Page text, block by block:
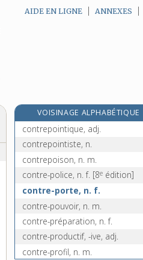
AIDE EN LIGNE ANNEXES
VOISINAGE ALPHABÉTIQUE
contre-pointer [II], v. tr.
contrepointique, adj.
contrepointiste, n.
contrepoison, n. m.
contre-police, n. f. [8e édition]
contre-porte, n. f.
contre-pouvoir, n. m.
contre-préparation, n. f.
contre-productif, -ive, adj.
contre-profil, n. m.